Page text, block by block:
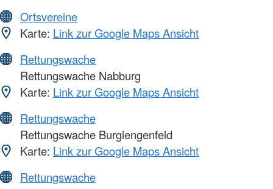
Ortsvereine
Karte: Link zur Google Maps Ansicht
Rettungswache
Rettungswache Nabburg
Karte: Link zur Google Maps Ansicht
Rettungswache
Rettungswache Burglengenfeld
Karte: Link zur Google Maps Ansicht
Rettungswache